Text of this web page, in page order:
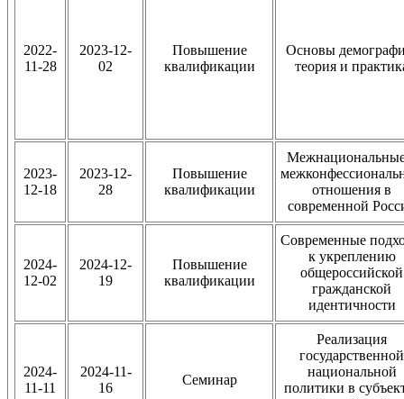
2022-
11-28
2023-12-
02
Повышение
квалификации
Основы
теория и
2023-
12-18
2023-12-
28
Повышение
квалификации
отношения в
современной
2024-
12-02
2024-12-
19
Повышение
квалификации
Cовременные
к укреплению
общероссийской
гражданской
идентичности
2024-
11-11
2024-11-
16
Семинар
Реализация
государственной
национальной
политики в